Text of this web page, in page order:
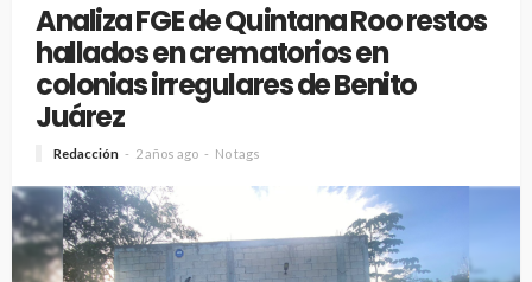
Analiza FGE de Quintana Roo restos
hallados en crematorios en
colonias irregulares de Benito
Juárez
Redacción 2 años ago No tags